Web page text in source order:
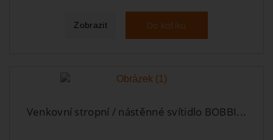
Zobrazit Do košíku
Venkovní stropní / nástěnné svítidlo BOBBI...